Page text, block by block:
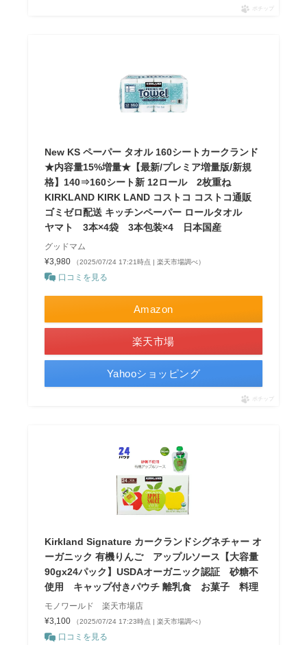
ポチップ
New KS ペーパー タオル 160シートカークランド
★内容量15%増量★【最新/プレミア増量版/新規
格】140⇒160シート新 12ロール 2枚重ね
KIRKLAND KIRK LAND コストコ コストコ通販
ゴミゼロ配送 キッチンペーパー ロールタオル
ヤマト 3本×4袋 3本包装×4 日本国産
グッドマム
¥3,980
（2025/07/24 17:21時点 | 楽天市場調べ）
口コミを見る
Amazon
楽天市場
Yahooショッピング
ポチップ
Kirkland Signature カークランドシグネチャー オ
ーガニック 有機りんご アップルソース【大容量
90gx24パック】USDAオーガニック認証 砂糖不
使用 キャップ付きパウチ 離乳食 お菓子 料理
モノワールド 楽天市場店
¥3,100
（2025/07/24 17:23時点 | 楽天市場調べ）
口コミを見る